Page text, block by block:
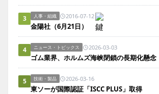
3 人事・組織 2016-07-12
金陽社（6月21日）
4 ニュース・トピックス 2026-03-03
ゴム業界、ホルムズ海峡閉鎖の長期化懸念
5 技術・製品 2026-03-16
東ソーが国際認証「ISCC PLUS」取得